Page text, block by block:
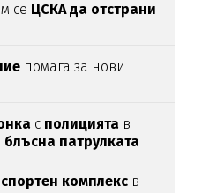
се ЦСКА да отстрани
помага за нови
с полицията в
блъсна патрулката
спортен комплекс в